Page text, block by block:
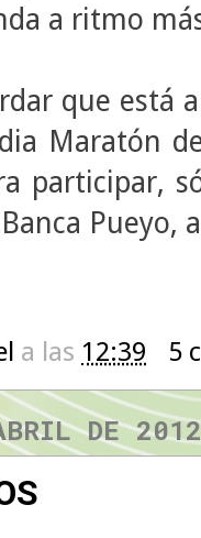
a ritmo
que está
Maratón
participar,
Pueyo,
a las 12:39 5
DE 2012